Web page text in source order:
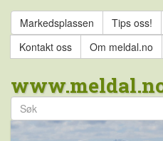
Markedsplassen Tips oss!
Kontakt oss
Om meldal.no